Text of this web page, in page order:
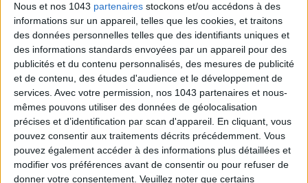
Nous et nos 1043 partenaires stockons et/ou accédons à des
informations sur un appareil, telles que les cookies, et traitons
des données personnelles telles que des identifiants uniques et
des informations standards envoyées par un appareil pour des
publicités et du contenu personnalisés, des mesures de publicité
et de contenu, des études d'audience et le développement de
services. Avec votre permission, nos 1043 partenaires et nous-
mêmes pouvons utiliser des données de géolocalisation
précises et d’identification par scan d'appareil. En cliquant, vous
pouvez consentir aux traitements décrits précédemment. Vous
pouvez également accéder à des informations plus détaillées et
modifier vos préférences avant de consentir ou pour refuser de
donner votre consentement. Veuillez noter que certains
Inscrivez-vous à notre newsletter
S'INSCRIRE